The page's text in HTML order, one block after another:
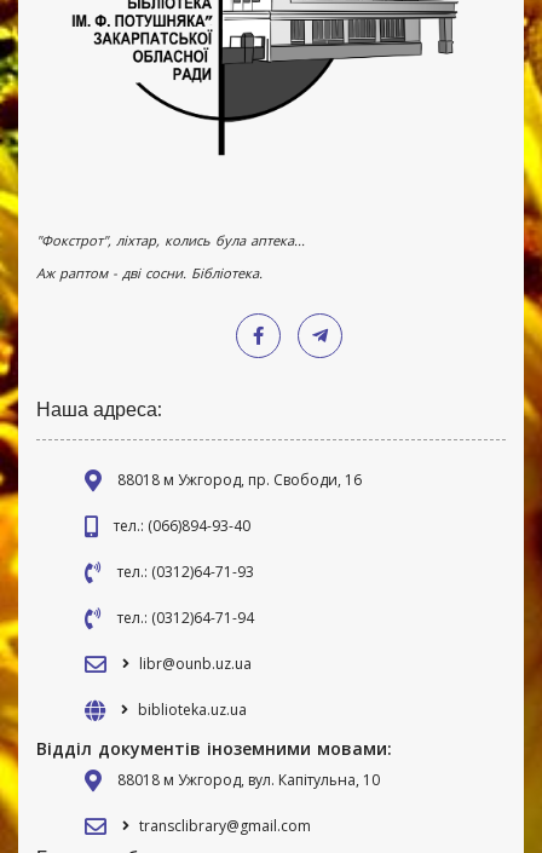
"Фокстрот", ліхтар, колись була аптека...
Аж раптом - дві сосни. Бібліотека.
Наша адреса:
88018 м Ужгород, пр. Свободи, 16
тел.: (066)894-93-40
тел.: (0312)64-71-93
тел.: (0312)64-71-94
libr@ounb.uz.ua
biblioteka.uz.ua
Відділ документів іноземними мовами:
88018 м Ужгород, вул. Капітульна, 10
transclibrary@gmail.com